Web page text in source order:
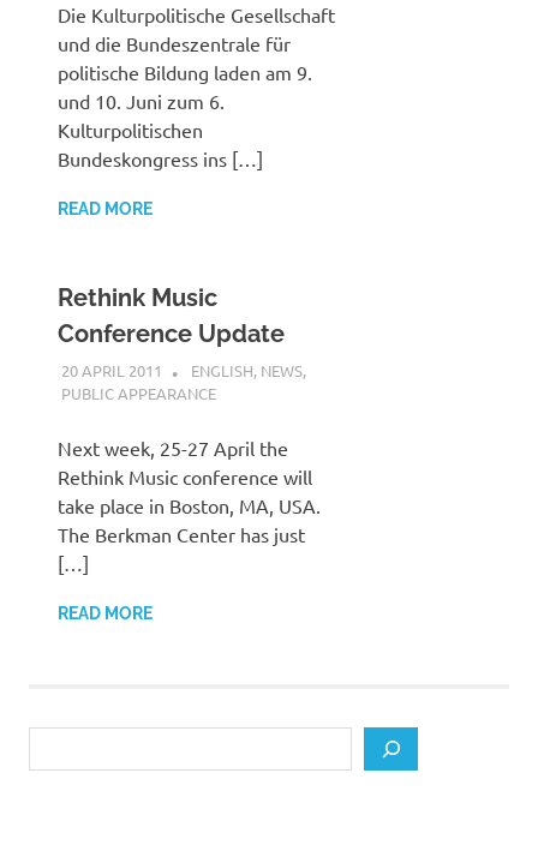
Die Kulturpolitische Gesellschaft
und die Bundeszentrale für
politische Bildung laden am 9.
und 10. Juni zum 6.
Kulturpolitischen
Bundeskongress ins […]
READ MORE
Rethink Music
Conference Update
20 APRIL 2011 VGRASS
ENGLISH, NEWS,
PUBLIC APPEARANCE
Next week, 25-27 April the
Rethink Music conference will
take place in Boston, MA, USA.
The Berkman Center has just
[…]
READ MORE